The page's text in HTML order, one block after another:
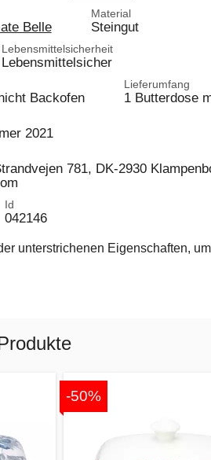
Belle
Material
Steingut
Lebensmittelsicherheit
Lebensmittelsicher
Backofen
Lieferumfang
1 Butterdose
2021
781, DK-2930
Id
042146
unterstrichenen Eigenschaften,
-50%